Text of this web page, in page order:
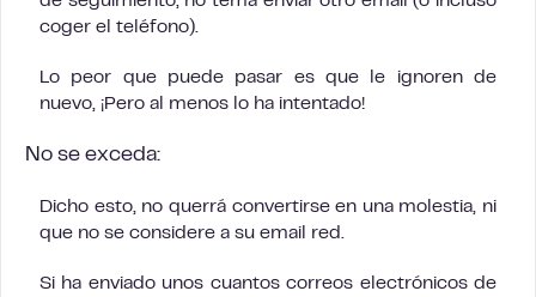
coger el teléfono).
Lo peor que puede pasar es que le ignoren de
nuevo, ¡Pero al menos lo ha intentado!
No se exceda:
Dicho esto, no querrá convertirse en una molestia, ni
que no se considere a su email red.
Si ha enviado unos cuantos correos electrónicos de